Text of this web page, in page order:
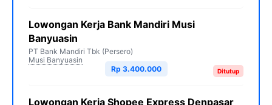
Lowongan Kerja Bank Mandiri Musi
Banyuasin
PT Bank Mandiri Tbk (Persero)
Musi Banyuasin
Ditutup
Rp 3.400.000
Lowongan Kerja Shopee Express Denpasar